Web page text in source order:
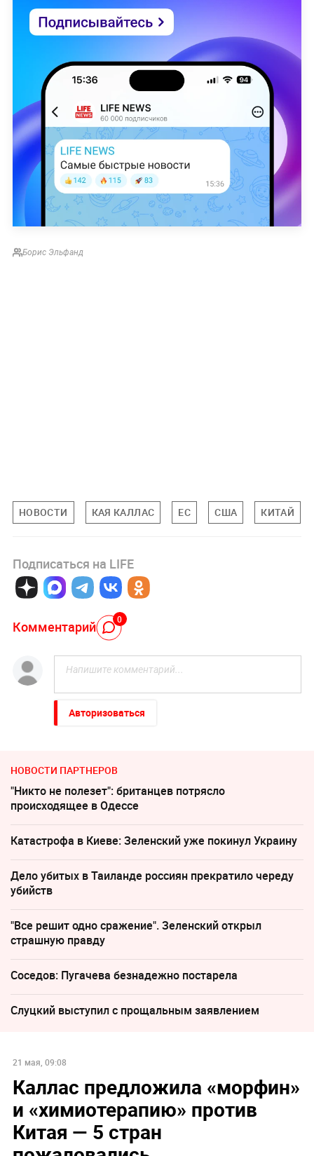
Борис Эльфанд
НОВОСТИ КАЯ КАЛЛАС ЕС США КИТАЙ
Подписаться на LIFE
Комментарий 0
Авторизоваться
НОВОСТИ ПАРТНЕРОВ
"Никто не полезет": британцев потрясло
происходящее в Одессе
Катастрофа в Киеве: Зеленский уже покинул Украину
Дело убитых в Таиланде россиян прекратило череду
убийств
"Все решит одно сражение". Зеленский открыл
страшную правду
Соседов: Пугачева безнадежно постарела
Слуцкий выступил с прощальным заявлением
21 мая, 09:08
Каллас предложила «морфин»
и «химиотерапию» против
Китая — 5 стран